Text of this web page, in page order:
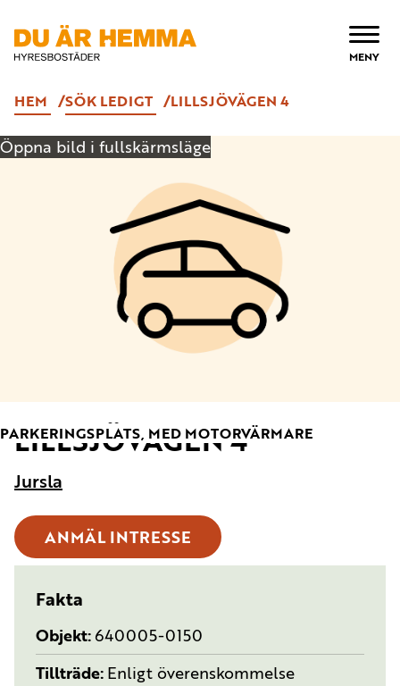
ÖPPNA
MENY
HEM SÖK LEDIGT LILLSJÖVÄGEN 4
Öppna bild i fullskärmsläge
TYP:
PARKERINGSPLATS, MED MOTORVÄRMARE
LILLSJÖVÄGEN 4
Jursla
ANMÄL INTRESSE
Fakta
Objekt 640005-0150
Tillträde Enligt överenskommelse